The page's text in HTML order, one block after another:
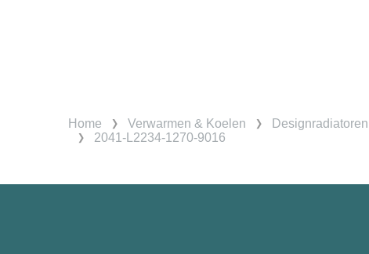
Home Verwarmen & Koelen Designradiatoren
2041-L2234-1270-9016